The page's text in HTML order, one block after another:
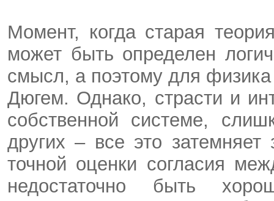
Момент, когда старая
может быть определен
смысл, а поэтому для физика
Дюгем. Однако, страсти и
собственной системе,
других – все это
точной оценки согласия
недостаточно быть